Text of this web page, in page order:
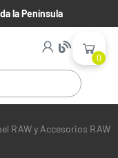
la Península
0
RAW y Accesorios RAW